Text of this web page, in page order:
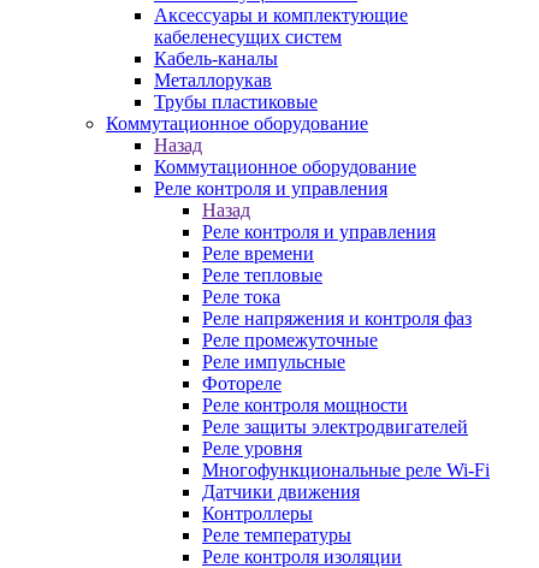
Аксессуары и комплектующие
кабеленесущих систем
Кабель-каналы
Металлорукав
Трубы пластиковые
Коммутационное оборудование
Назад
Коммутационное оборудование
Реле контроля и управления
Назад
Реле контроля и управления
Реле времени
Реле тепловые
Реле тока
Реле напряжения и контроля фаз
Реле промежуточные
Реле импульсные
Фотореле
Реле контроля мощности
Реле защиты электродвигателей
Реле уровня
Многофункциональные реле Wi-Fi
Датчики движения
Контроллеры
Реле температуры
Реле контроля изоляции